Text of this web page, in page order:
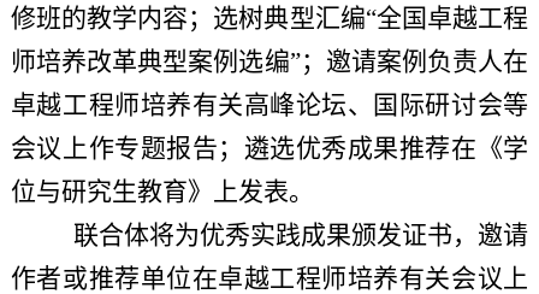
修班的教学内容；选树典型汇编“全国卓越工程
师培养改革典型案例选编”；邀请案例负责人在
卓越工程师培养有关高峰论坛、国际研讨会等
会议上作专题报告；遴选优秀成果推荐在《学
位与研究生教育》上发表。
联合体将为优秀实践成果颁发证书，邀请
作者或推荐单位在卓越工程师培养有关会议上